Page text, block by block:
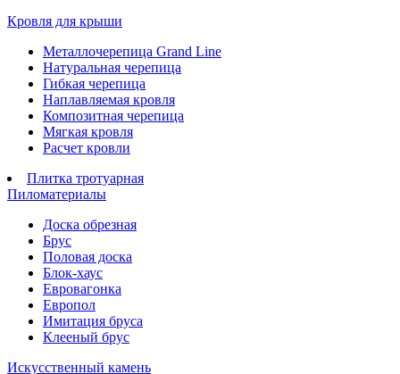
Кровля для крыши
Металлочерепица Grand Line
Натуральная черепица
Гибкая черепица
Наплавляемая кровля
Композитная черепица
Мягкая кровля
Расчет кровли
Плитка тротуарная
Пиломатериалы
Доска обрезная
Брус
Половая доска
Блок-хаус
Евровагонка
Европол
Имитация бруса
Клееный брус
Искусственный камень